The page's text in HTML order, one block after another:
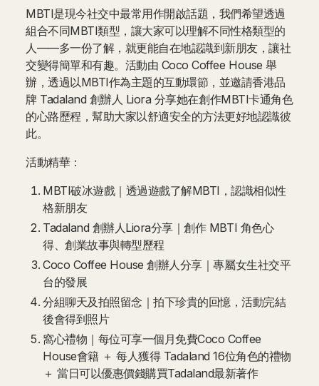
MBTI是現今社交中最常用作開啟話題，我們希望透過
組合不同MBTI類型，讓大家可以理解不同性格類型的
人——多一份了解，就更能自在地認識到新朋友，讓社
交變得簡單和有趣。活動由 Coco Coffee House 舉
辦，透過以MBTI作為主題的互動環節，並邀請香港品
牌 Tadaland 創辦人 Liora 分享她在創作MBTI卡通角色
的心路歷程，幫助大家以舒適安全的方法更好地認識彼
此。
活動精華：
MBTI破冰遊戲｜透過遊戲了解MBTI，認識相似性
格新朋友
Tadaland 創辦人Liora分享｜創作 MBTI 角色心
得、創業故事與轉型歷程
Coco Coffee House 創辦人分享｜專屬女生社交平
台的發展
分組聊天及拍照留念｜拍下珍貴的回憶，活動完結
後會得到照片
窩心禮物｜每位可享一個月免費Coco Coffee
House會籍 ＋ 每人獲得 Tadaland 16位角色的禮物
＋ 當日可以優惠價錢購買Tadaland最新著作